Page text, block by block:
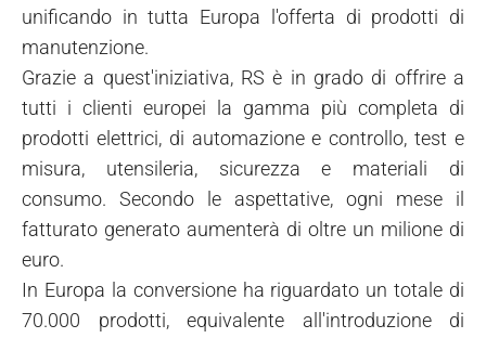
unificando in tutta Europa l'offerta di prodotti di
manutenzione.
Grazie a quest'iniziativa, RS è in grado di offrire a
tutti i clienti europei la gamma più completa di
prodotti elettrici, di automazione e controllo, test e
misura, utensileria, sicurezza e materiali di
consumo. Secondo le aspettative, ogni mese il
fatturato generato aumenterà di oltre un milione di
euro.
In Europa la conversione ha riguardato un totale di
70.000 prodotti, equivalente all'introduzione di